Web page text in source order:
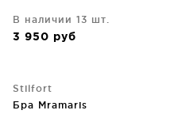
В наличии 13 шт.
3 950 руб
Stilfort
Бра Mramaris